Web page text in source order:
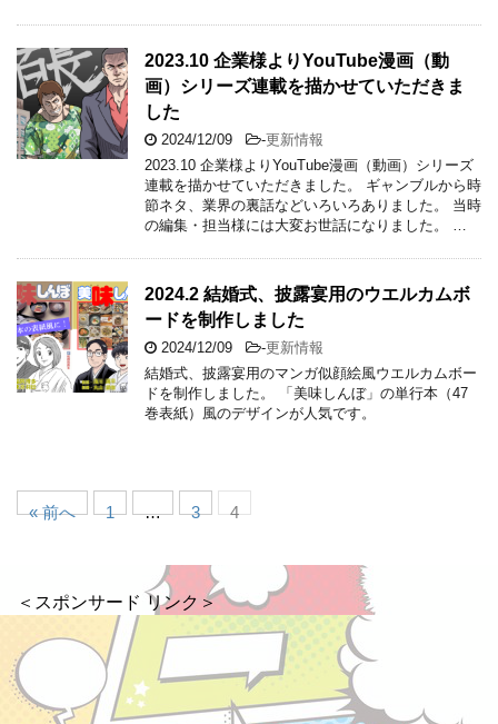
2023.10 企業様よりYouTube漫画（動
画）シリーズ連載を描かせていただきま
した
2024/12/09 -更新情報
2023.10 企業様よりYouTube漫画（動画）シリーズ
連載を描かせていただきました。 ギャンブルから時
節ネタ、業界の裏話などいろいろありました。 当時
の編集・担当様には大変お世話になりました。 …
2024.2 結婚式、披露宴用のウエルカムボ
ードを制作しました
2024/12/09 -更新情報
結婚式、披露宴用のマンガ似顔絵風ウエルカムボー
ドを制作しました。 「美味しんぼ」の単行本（47
巻表紙）風のデザインが人気です。
« 前へ 1 … 3 4
＜スポンサード リンク＞